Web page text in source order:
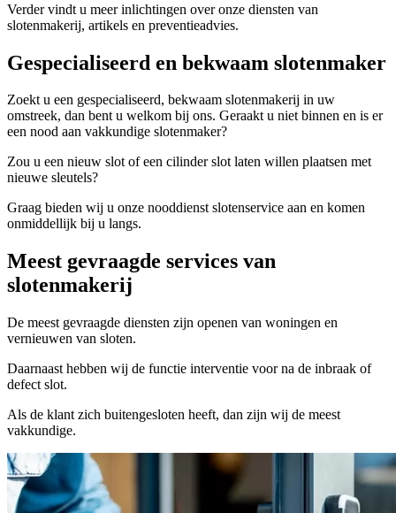
Verder vindt u meer inlichtingen over onze diensten van
slotenmakerij, artikels en preventieadvies.
Gespecialiseerd en bekwaam slotenmaker
Zoekt u een gespecialiseerd, bekwaam slotenmakerij in uw
omstreek, dan bent u welkom bij ons. Geraakt u niet binnen en is er
een nood aan vakkundige slotenmaker?
Zou u een nieuw slot of een cilinder slot laten willen plaatsen met
nieuwe sleutels?
Graag bieden wij u onze nooddienst slotenservice aan en komen
onmiddellijk bij u langs.
Meest gevraagde services van
slotenmakerij
De meest gevraagde diensten zijn openen van woningen en
vernieuwen van sloten.
Daarnaast hebben wij de functie interventie voor na de inbraak of
defect slot.
Als de klant zich buitengesloten heeft, dan zijn wij de meest
vakkundige.